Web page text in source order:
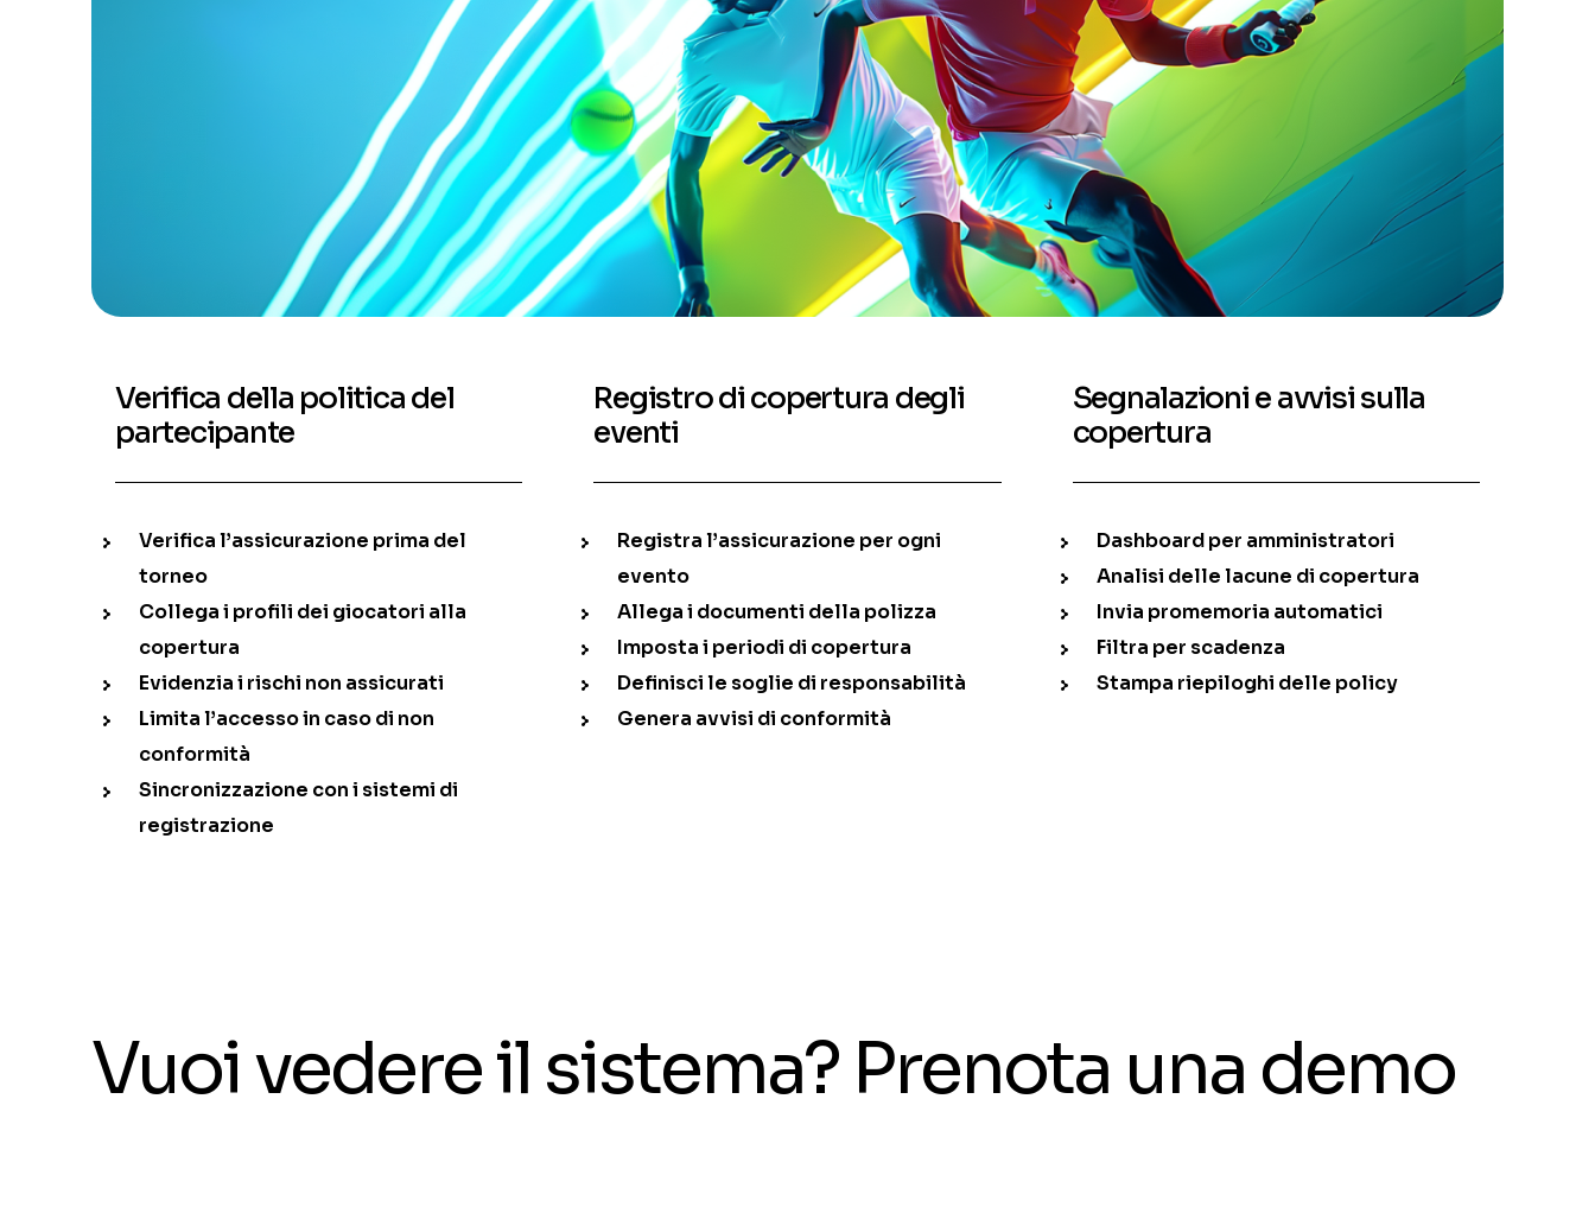
Verifica della politica del
partecipante
Verifica l’assicurazione prima del
torneo
Collega i profili dei giocatori alla
copertura
Evidenzia i rischi non assicurati
Limita l’accesso in caso di non
conformità
Sincronizzazione con i sistemi di
registrazione
Registro di copertura degli
eventi
Registra l’assicurazione per ogni
evento
Allega i documenti della polizza
Imposta i periodi di copertura
Definisci le soglie di responsabilità
Genera avvisi di conformità
Segnalazioni e avvisi sulla
copertura
Dashboard per amministratori
Analisi delle lacune di copertura
Invia promemoria automatici
Filtra per scadenza
Stampa riepiloghi delle policy
Vuoi vedere il sistema? Prenota una demo